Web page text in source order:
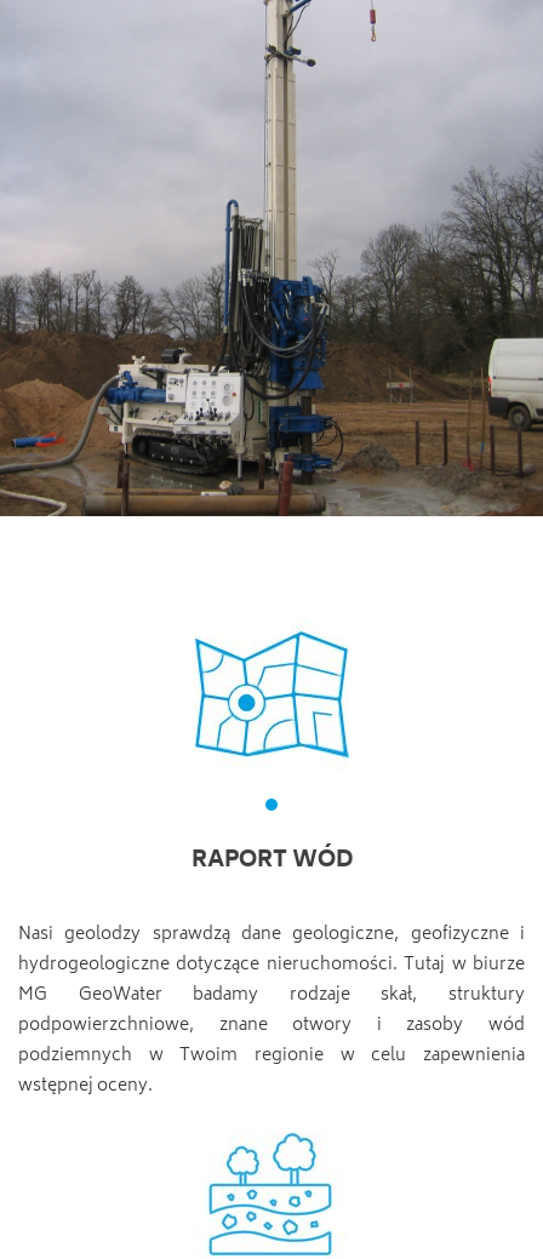
RAPORT WÓD
Nasi geolodzy sprawdzą dane geologiczne, geofizyczne i
hydrogeologiczne dotyczące nieruchomości. Tutaj w biurze
MG GeoWater badamy rodzaje skał, struktury
podpowierzchniowe, znane otwory i zasoby wód
podziemnych w Twoim regionie w celu zapewnienia
wstępnej oceny.